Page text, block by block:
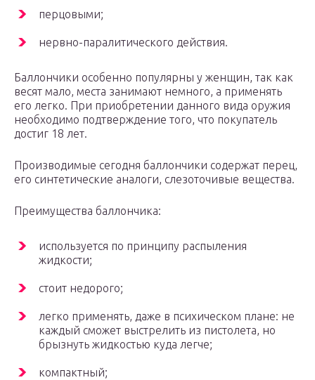
перцовыми;
нервно-паралитического действия.
Баллончики особенно популярны у женщин, так как
весят мало, места занимают немного, а применять
его легко. При приобретении данного вида оружия
необходимо подтверждение того, что покупатель
достиг 18 лет.
Производимые сегодня баллончики содержат перец,
его синтетические аналоги, слезоточивые вещества.
Преимущества баллончика:
используется по принципу распыления
жидкости;
стоит недорого;
легко применять, даже в психическом плане: не
каждый сможет выстрелить из пистолета, но
брызнуть жидкостью куда легче;
компактный;